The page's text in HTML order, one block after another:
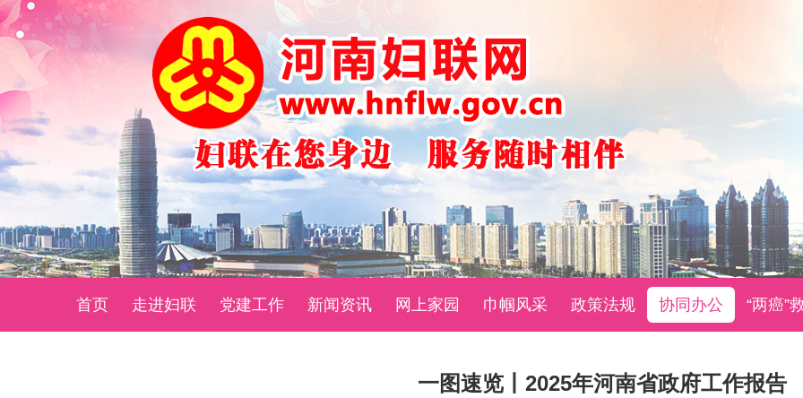
首页 走进妇联 党建工作 新闻资讯 网上家园 巾帼风采 政策法规 协同办公 “两癌”
一图速览丨2025年河南省政府工作报告